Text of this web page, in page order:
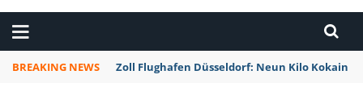
BREAKING NEWS Zoll Flughafen Düsseldorf: Neun Kilo Kokain